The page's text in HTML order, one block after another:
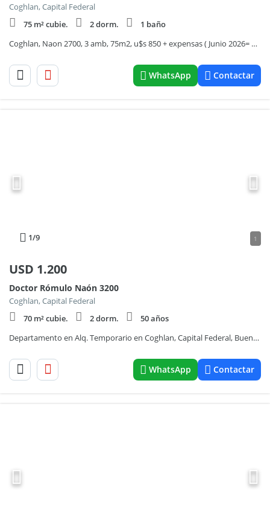
Coghlan, Capital Federal
75 m² cubie.
2 dorm.
1 baño
Coghlan, Naon 2700, 3 amb, 75m2, u$s 850 + expensas ( Junio 2026= aprox $ 180,000) + servicios.
WhatsApp Contactar
1/9 1
USD 1.200
Doctor Rómulo Naón 3200
Coghlan, Capital Federal
70 m² cubie.
2 dorm.
50 años
Departamento en Alq. Temporario en Coghlan, Capital Federal, Buenos Aires
WhatsApp Contactar